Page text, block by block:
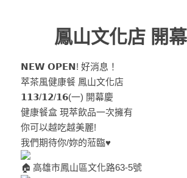
鳳山文化店 開
𝗡𝗘𝗪 𝗢𝗣𝗘𝗡! 好消息！
萃茶風健康餐 鳳山文化店
𝟭𝟭𝟯/𝟭𝟮/𝟭𝟲(一) 開幕慶
健康餐盒 現萃飲品一次擁有
你可以越吃越美麗!
我們期待你/妳的蒞臨♥
高雄市鳳山區文化路63-5號